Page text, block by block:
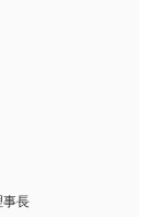
事長